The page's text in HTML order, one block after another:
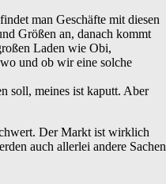
man Geschäfte mit diesen
Größen an, danach kommt
Laden wie Obi,
und ob wir eine solche
soll, meines ist kaputt. Aber
Der Markt ist wirklich
auch allerlei andere Sachen